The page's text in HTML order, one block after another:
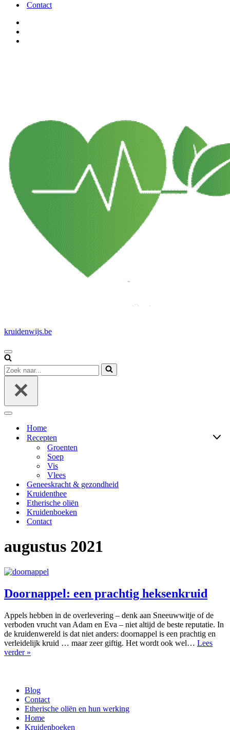
Contact
kruidenwijs.be
Navigatie
Menu
Zoek
naar...
Navigatie
Home
Recepten
Groenten
Soep
Vis
Vlees
Geneeskracht & gezondheid
Kruidenthee
Etherische oliën
Kruidenboeken
Contact
augustus 2021
Doornappel: een prachtig heksenkruid
Appels hebben in de overlevering – denk aan Sneeuwwitje of de
verboden vrucht van Adam en Eva – niet altijd de beste reputatie. In
de kruidenwereld is dat niet anders: doornappel is een prachtig en
verleidelijk kruid … maar zeer giftig. Het wordt ook wel… Lees
verder »
Blog
Contact
Etherische oliën en hun werking
Home
Kruidenboeken